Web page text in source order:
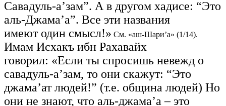
Савадуль-а’зам”. А в другом хадисе: “Это
аль-Джама’а”. Все эти названия
имеют один смысл!» См. «аш-Шари’а» (1/14).
Имам Исхакъ ибн Рахавайх
говорил: «Если ты спросишь невежд о
савадуль-а’зам, то они скажут: “Это
джама’ат людей!” (т.е. община людей) Но
они не знают, что аль-джама’а – это